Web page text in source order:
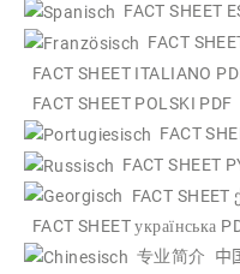
FACT SHEET
FACT
FACT SHEET ITALIANO
FACT SHEET POLSKI PDF
FACT
FACT SHEET
FACT
FACT SHEET українська
专业简介 中